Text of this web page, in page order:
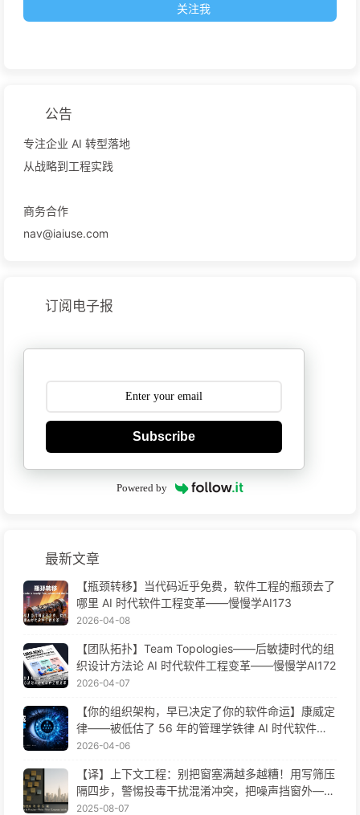
关注我
公告
专注企业 AI 转型落地
从战略到工程实践
商务合作
nav@iaiuse.com
订阅电子报
Subscribe
Powered by
最新文章
【瓶颈转移】当代码近乎免费，软件工程的瓶颈去了
哪里 AI 时代软件工程变革——慢慢学AI173
2026-04-08
【团队拓扑】Team Topologies——后敏捷时代的组
织设计方法论 AI 时代软件工程变革——慢慢学AI172
2026-04-07
【你的组织架构，早已决定了你的软件命运】康威定
律——被低估了 56 年的管理学铁律 AI 时代软件工
程变革——慢慢学AI171
2026-04-06
【译】上下文工程：别把窗塞满越多越糟！用写筛压
隔四步，警惕投毒干扰混淆冲突，把噪声挡窗外——
慢慢学AI170
2025-08-07